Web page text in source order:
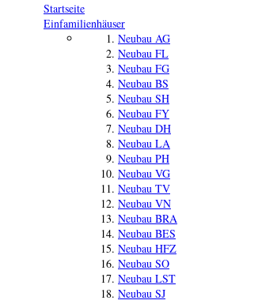
Startseite
Einfamilienhäuser
Neubau AG
Neubau FL
Neubau FG
Neubau BS
Neubau SH
Neubau FY
Neubau DH
Neubau LA
Neubau PH
Neubau VG
Neubau TV
Neubau VN
Neubau BRA
Neubau BES
Neubau HFZ
Neubau SO
Neubau LST
Neubau SJ